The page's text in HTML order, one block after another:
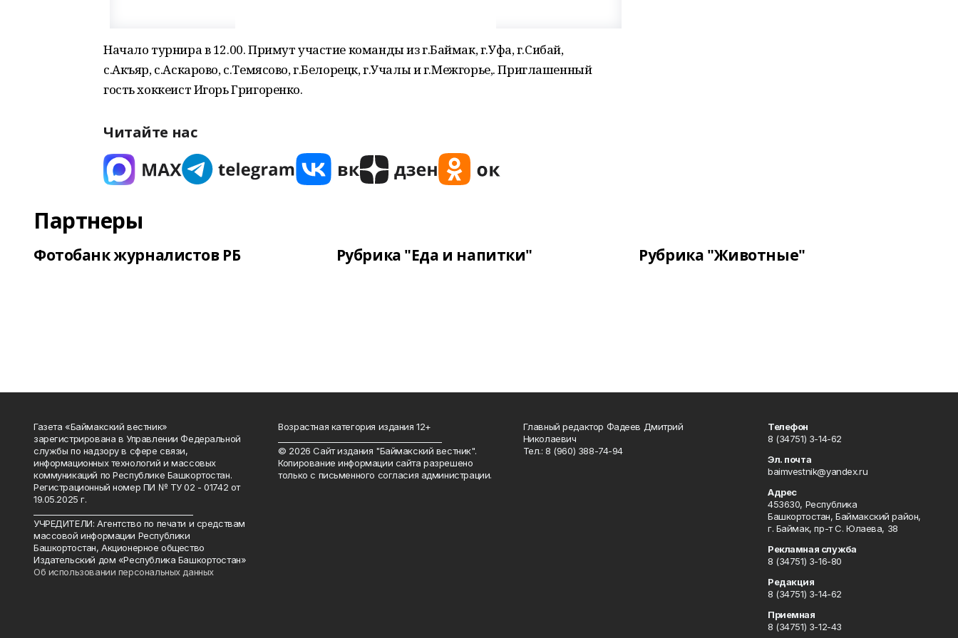
Начало турнира в 12.00. Примут участие команды из г.Баймак, г.Уфа, г.Сибай,
с.Акъяр, с.Аскарово, с.Темясово, г.Белорецк, г.Учалы и г.Межгорье,. Приглашенный
гость хоккеист Игорь Григоренко.
Читайте нас
Партнеры
Фотобанк журналистов РБ Рубрика "Еда и напитки" Рубрика "Животные"
Газета «Баймакский вестник»
зарегистрирована в Управлении Федеральной
службы по надзору в сфере связи,
информационных технологий и массовых
коммуникаций по Республике Башкортостан.
Регистрационный номер ПИ № ТУ 02 - 01742 от
19.05.2025 г.
УЧРЕДИТЕЛИ: Агентство по печати и средствам
массовой информации Республики
Башкортостан, Акционерное общество
Издательский дом «Республика Башкортостан»
Об использовании персональных данных
Возрастная категория издания 12+
© 2026 Сайт издания "Баймакский вестник".
Копирование информации сайта разрешено
только с письменного согласия администрации.
Главный редактор Фадеев Дмитрий
Николаевич
Тел.: 8 (960) 388-74-94
Телефон
8 (34751) 3-14-62
Эл. почта
baimvestnik@yandex.ru
Адрес
453630, Республика
Башкортостан, Баймакский район,
г. Баймак, пр-т С. Юлаева, 38
Рекламная служба
8 (34751) 3-16-80
Редакция
8 (34751) 3-14-62
Приемная
8 (34751) 3-12-43